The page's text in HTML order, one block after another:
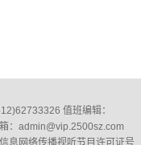
值班编辑：
：admin@vip.2500sz.com
息网络传播视听节目许可证号